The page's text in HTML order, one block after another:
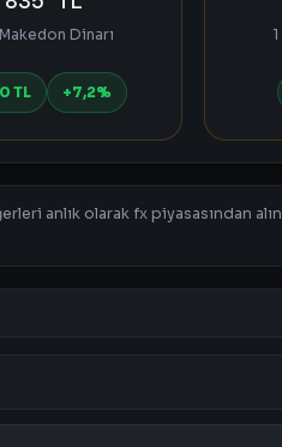
Dinarı
TL +7,2%
anlık olarak fx piyasasından